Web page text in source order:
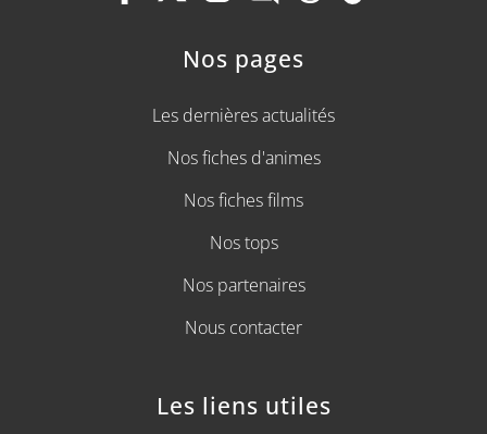
Nos pages
Les dernières actualités
Nos fiches d'animes
Nos fiches films
Nos tops
Nos partenaires
Nous contacter
Les liens utiles